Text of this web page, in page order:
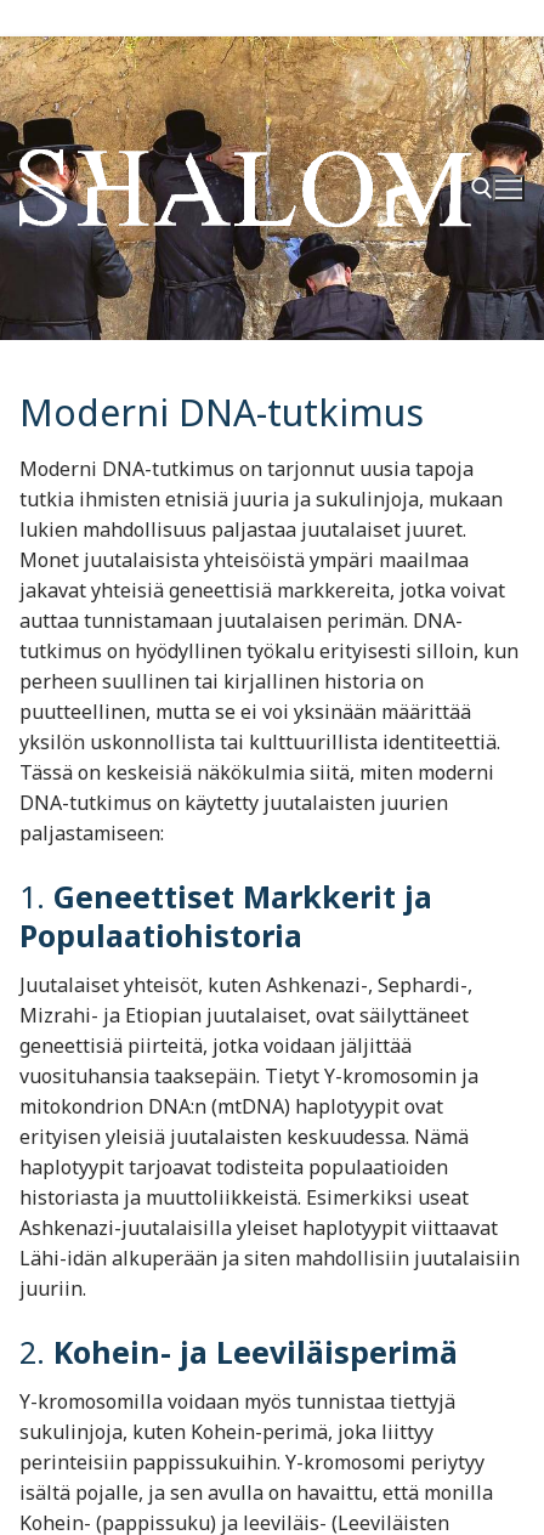
Hyppää
sisältöön
Hae:
Moderni DNA-tutkimus
Moderni DNA-tutkimus on tarjonnut uusia tapoja
tutkia ihmisten etnisiä juuria ja sukulinjoja, mukaan
lukien mahdollisuus paljastaa juutalaiset juuret.
Monet juutalaisista yhteisöistä ympäri maailmaa
jakavat yhteisiä geneettisiä markkereita, jotka voivat
auttaa tunnistamaan juutalaisen perimän. DNA-
tutkimus on hyödyllinen työkalu erityisesti silloin, kun
perheen suullinen tai kirjallinen historia on
puutteellinen, mutta se ei voi yksinään määrittää
yksilön uskonnollista tai kulttuurillista identiteettiä.
Tässä on keskeisiä näkökulmia siitä, miten moderni
DNA-tutkimus on käytetty juutalaisten juurien
paljastamiseen:
1. Geneettiset Markkerit ja
Populaatiohistoria
Juutalaiset yhteisöt, kuten Ashkenazi-, Sephardi-,
Mizrahi- ja Etiopian juutalaiset, ovat säilyttäneet
geneettisiä piirteitä, jotka voidaan jäljittää
vuosituhansia taaksepäin. Tietyt Y-kromosomin ja
mitokondrion DNA:n (mtDNA) haplotyypit ovat
erityisen yleisiä juutalaisten keskuudessa. Nämä
haplotyypit tarjoavat todisteita populaatioiden
historiasta ja muuttoliikkeistä. Esimerkiksi useat
Ashkenazi-juutalaisilla yleiset haplotyypit viittaavat
Lähi-idän alkuperään ja siten mahdollisiin juutalaisiin
juuriin.
2. Kohein- ja Leeviläisperimä
Y-kromosomilla voidaan myös tunnistaa tiettyjä
sukulinjoja, kuten Kohein-perimä, joka liittyy
perinteisiin pappissukuihin. Y-kromosomi periytyy
isältä pojalle, ja sen avulla on havaittu, että monilla
Kohein- (pappissuku) ja leeviläis- (Leeviläisten